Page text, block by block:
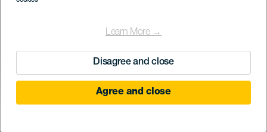
Learn More →
Disagree and close
Agree and close